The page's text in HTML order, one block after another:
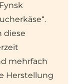
diese
mehrfach
Herstellung